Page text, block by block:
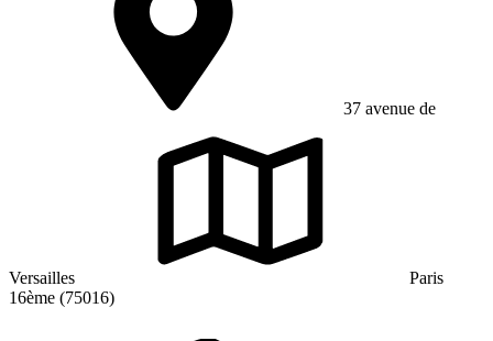
37 avenue de
Versailles
Paris
16ème (75016)